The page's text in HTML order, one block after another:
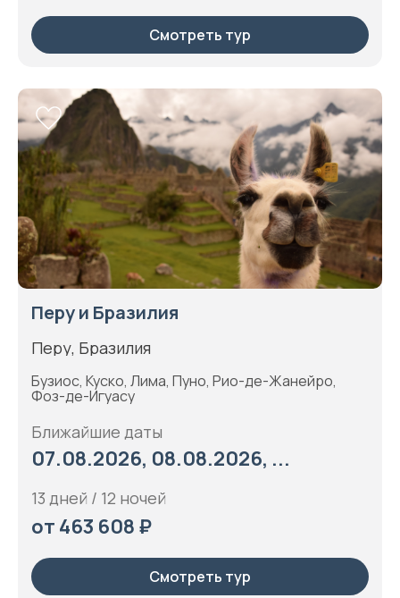
Смотреть тур
Перу и Бразилия
Перу, Бразилия
Бузиос, Куско, Лима, Пуно, Рио-де-Жанейро,
Фоз-де-Игуасу
Ближайшие даты
07.08.2026, 08.08.2026, ...
13 дней / 12 ночей
от 463 608 ₽
Смотреть тур